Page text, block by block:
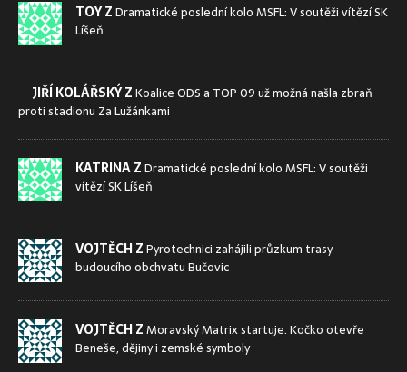
TOY ZDramatické poslední kolo MSFL: V soutěži vítězí SK
Líšeň
JIŘÍ KOLÁŘSKÝ ZKoalice ODS a TOP 09 už možná našla zbraň
proti stadionu Za Lužánkami
KATRINA ZDramatické poslední kolo MSFL: V soutěži
vítězí SK Líšeň
VOJTĚCH ZPyrotechnici zahájili průzkum trasy
budoucího obchvatu Bučovic
VOJTĚCH ZMoravský Matrix startuje. Kočko otevře
Beneše, dějiny i zemské symboly